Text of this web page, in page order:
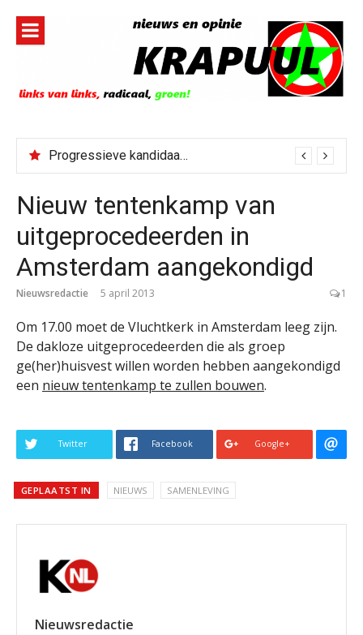
inhoud
Progressieve kandidaat El-Sayed senaatskandidaat Michigan
Nieuw tentenkamp van
uitgeprocedeerden in
Amsterdam aangekondigd
Nieuwsredactie 5 april 2013 1
Om 17.00 moet de Vluchtkerk in Amsterdam leeg zijn.
De dakloze uitgeprocedeerden die als groep
ge(her)huisvest willen worden hebben aangekondigd
een nieuw tentenkamp te zullen bouwen.
Twitter Facebook Google+
GEPLAATST IN NIEUWS SAMENLEVING
Nieuwsredactie